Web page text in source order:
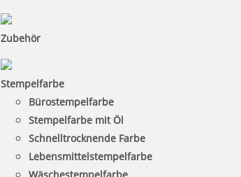
Zubehör
Stempelfarbe
Bürostempelfarbe
Stempelfarbe mit Öl
Schnelltrocknende Farbe
Lebensmittelstempelfarbe